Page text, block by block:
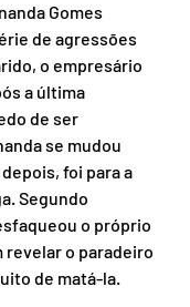
Gomes
de agressões
o empresário
a última
de ser
se mudou
foi para a
Segundo
o próprio
revelar o paradeiro
de matá-la.